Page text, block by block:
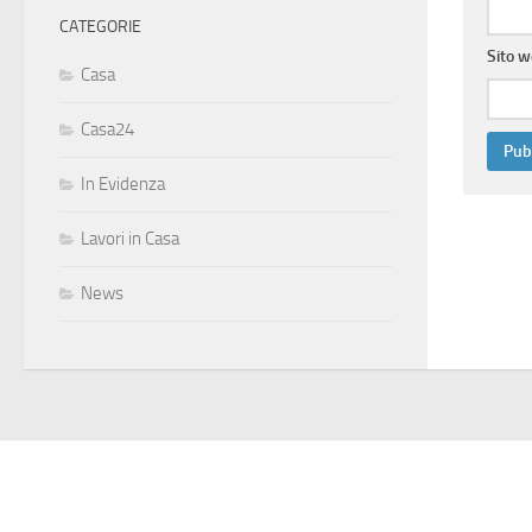
Sito
CATEGORIE
Casa
Casa24
In Evidenza
Lavori in Casa
News